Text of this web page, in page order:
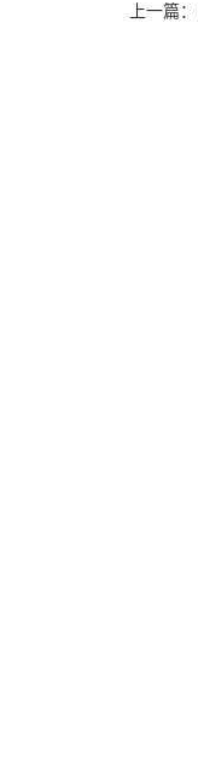
上一篇：